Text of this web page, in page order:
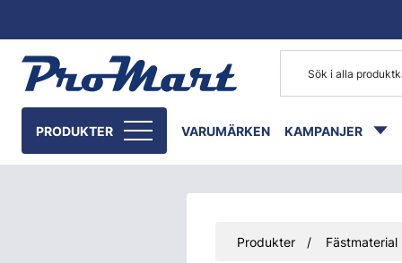
PRODUKTER VARUMÄRKEN KAMPANJER
Produkter Fästmaterial